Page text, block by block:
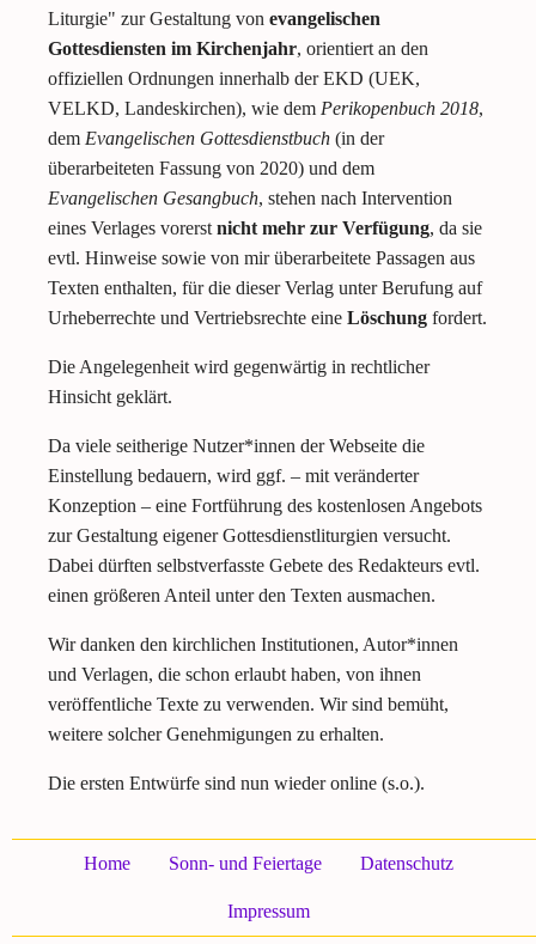
Liturgie" zur Gestaltung von evangelischen
Gottesdiensten im Kirchenjahr, orientiert an den
offiziellen Ordnungen innerhalb der EKD (UEK,
VELKD, Landeskirchen), wie dem Perikopenbuch 2018,
dem Evangelischen Gottesdienstbuch (in der
überarbeiteten Fassung von 2020) und dem
Evangelischen Gesangbuch, stehen nach Intervention
eines Verlages vorerst nicht mehr zur Verfügung, da sie
evtl. Hinweise sowie von mir überarbeitete Passagen aus
Texten enthalten, für die dieser Verlag unter Berufung auf
Urheberrechte und Vertriebsrechte eine Löschung fordert.
Die Angelegenheit wird gegenwärtig in rechtlicher
Hinsicht geklärt.
Da viele seitherige Nutzer*innen der Webseite die
Einstellung bedauern, wird ggf. – mit veränderter
Konzeption – eine Fortführung des kostenlosen Angebots
zur Gestaltung eigener Gottesdienstliturgien versucht.
Dabei dürften selbstverfasste Gebete des Redakteurs evtl.
einen größeren Anteil unter den Texten ausmachen.
Wir danken den kirchlichen Institutionen, Autor*innen
und Verlagen, die schon erlaubt haben, von ihnen
veröffentliche Texte zu verwenden. Wir sind bemüht,
weitere solcher Genehmigungen zu erhalten.
Die ersten Entwürfe sind nun wieder online (s.o.).
Home Sonn- und Feiertage Datenschutz
Impressum